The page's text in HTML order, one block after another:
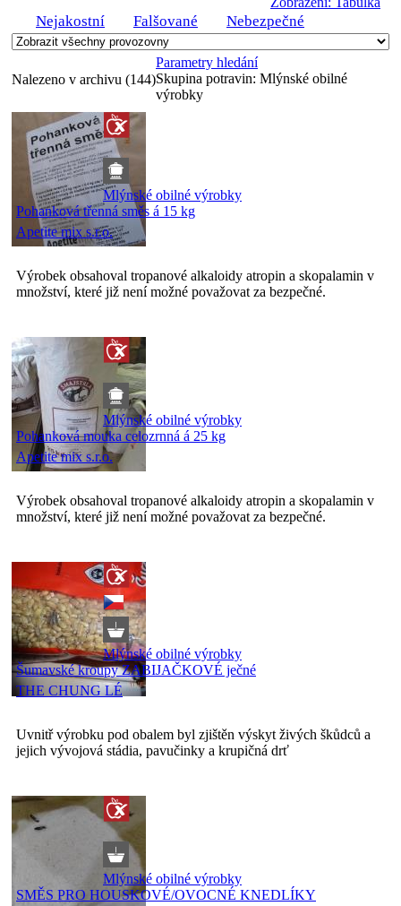
Nejakostní Falšované Nebezpečné
Nalezeno v archivu (144)
Parametry hledání
Skupina potravin: Mlýnské obilné
výrobky
Mlýnské obilné výrobky
Pohanková třenná směs á 15 kg
Apetite mix s.r.o.
Výrobek obsahoval tropanové alkaloidy atropin a skopalamin v
množství, které již není možné považovat za bezpečné.
Mlýnské obilné výrobky
Pohanková mouka celozrnná á 25 kg
Apetite mix s.r.o.
Výrobek obsahoval tropanové alkaloidy atropin a skopalamin v
množství, které již není možné považovat za bezpečné.
Mlýnské obilné výrobky
Šumavské kroupy ZABIJAČKOVÉ ječné
THE CHUNG LÉ
Uvnitř výrobku pod obalem byl zjištěn výskyt živých škůdců a
jejich vývojová stádia, pavučinky a krupičná drť
Mlýnské obilné výrobky
SMĚS PRO HOUSKOVÉ/OVOCNÉ KNEDLÍKY